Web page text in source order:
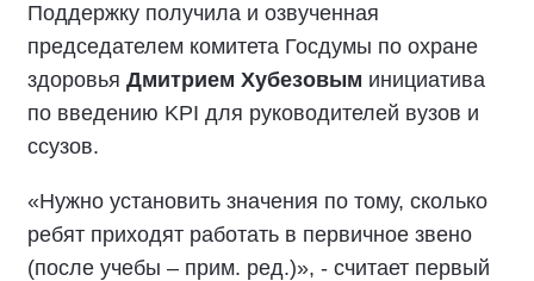
Поддержку получила и озвученная
председателем комитета Госдумы по охране
здоровья Дмитрием Хубезовым инициатива
по введению KPI для руководителей вузов и
ссузов.
«Нужно установить значения по тому, сколько
ребят приходят работать в первичное звено
(после учебы – прим. ред.)», - считает первый